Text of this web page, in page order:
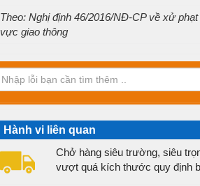
Theo: Nghị định 46/2016/NĐ-CP về xử
vực giao thông
Hành vi liên quan
Chở hàng siêu trường, siêu
vượt quá kích thước quy định